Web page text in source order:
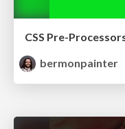
CSS Pre-
bermonpainter